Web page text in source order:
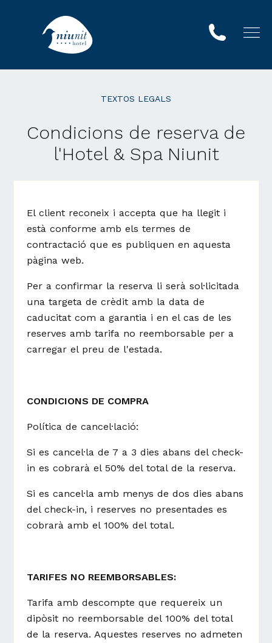
TEXTOS LEGALS
Condicions de reserva de
l'Hotel & Spa Niunit
El client reconeix i accepta que ha llegit i
està conforme amb els termes de
contractació que es publiquen en aquesta
pàgina web.
Per a confirmar la reserva li serà sol·licitada
una targeta de crèdit amb la data de
caducitat com a garantia i en el cas de les
reserves amb tarifa no reemborsable per a
carregar el preu de l'estada.
CONDICIONS DE COMPRA
Política de cancel·lació:
Si es cancel·la de 7 a 3 dies abans del check-
in es cobrarà el 50% del total de la reserva.
Si es cancel·la amb menys de dos dies abans
del check-in, i reserves no presentades es
cobrarà amb el 100% del total.
TARIFES NO REEMBORSABLES:
Tarifa amb descompte que requereix un
dipòsit no reemborsable del 100% del total
de la reserva. Aquestes reserves no admeten